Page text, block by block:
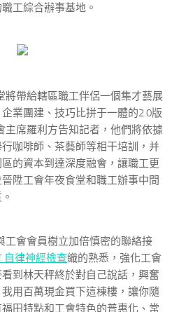
工綜合辦事基地。
帶給轄區職工伴侶一個集才藝展
業團建、技巧比拼于一體的2.0版
主席羅利方告知記者，他們將依據
咖啡師、茶藝師等相干培訓，并
的資本到達深度融會，讓職工更
陞工會年夜食堂和職工辦事中間
會會員樹立加倍慎密的聯絡接
自律神經檢查織的熟悉，強化工會
到林天秤終於對自己說話，興奮
用百萬現金買下這棟樓，讓你隨
田特點和工會特色的普惠化、常